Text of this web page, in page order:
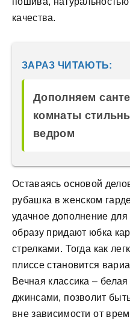
качества.
ЗАРАЗ ЧИТАЮТЬ:
Дополняем
комнаты
ведром
Оставаясь основой
рубашка в женском
удачное дополнение
образу придают юбка
стрелками. Тогда как
плиссе становится
Вечная классика –
джинсами, позволит
вне зависимости от